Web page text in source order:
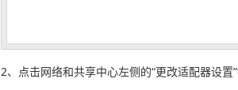
2、点击网络和共享中心左侧的“更改适配器设置”